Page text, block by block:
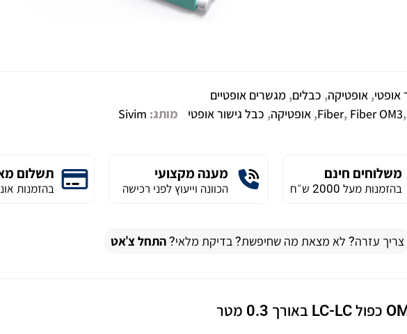
אופטי, אופטיקה, כבלים, מגשרים אופטיים
Fiber, Fiber OM3,
, אופטיקה, כבל גישור אופטי מותג: Sivim
משלוחים חינם
בהזמנות מעל 2000 ש״ח
מענה מקצועי
הכוונה וייעוץ לפני רכישה
תשלום
בהזמנות
צריך עזרה? לא מצאת מה שחיפשת? בדיקת מלאי?התחל צ'אט